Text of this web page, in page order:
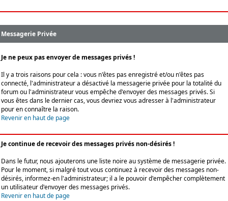
Messagerie Privée
Je ne peux pas envoyer de messages privés !
Il y a trois raisons pour cela : vous n'êtes pas enregistré et/ou n'êtes pas
connecté, l'administrateur a désactivé la messagerie privée pour la totalité du
forum ou l'administrateur vous empêche d'envoyer des messages privés. Si
vous êtes dans le dernier cas, vous devriez vous adresser à l'administrateur
pour en connaître la raison.
Revenir en haut de page
Je continue de recevoir des messages privés non-désirés !
Dans le futur, nous ajouterons une liste noire au système de messagerie privée.
Pour le moment, si malgré tout vous continuez à recevoir des messages non-
désirés, informez-en l'administrateur; il a le pouvoir d'empêcher complètement
un utilisateur d'envoyer des messages privés.
Revenir en haut de page